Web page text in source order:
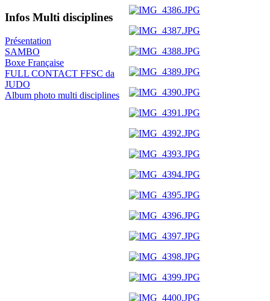
Infos Multi disciplines
Présentation
SAMBO
Boxe Française
FULL CONTACT FFSC da
JUDO
Album photo multi disciplines